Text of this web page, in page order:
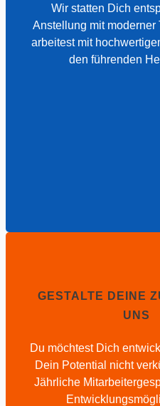
Wir statten Dich
Anstellung mit moderner
arbeitest mit
den führenden
GESTALTE DEINE
UNS
Du möchtest Dich
Dein Potential nicht
Jährliche